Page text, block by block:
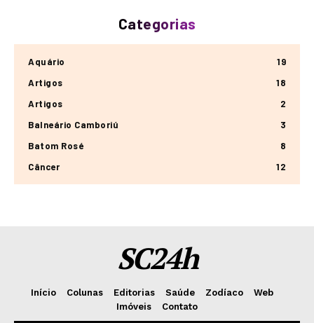
Categorias
Aquário
19
Artigos
18
Artigos
2
Balneário Camboriú
3
Batom Rosé
8
Câncer
12
SC24h
Início Colunas Editorias Saúde Zodíaco
Web
Imóveis
Contato